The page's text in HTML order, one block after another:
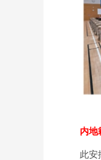
内地
此安